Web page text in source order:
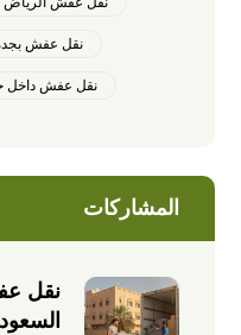
نقل عفش
نقل عفش داخل
المشاركات
نقل
السعودية |